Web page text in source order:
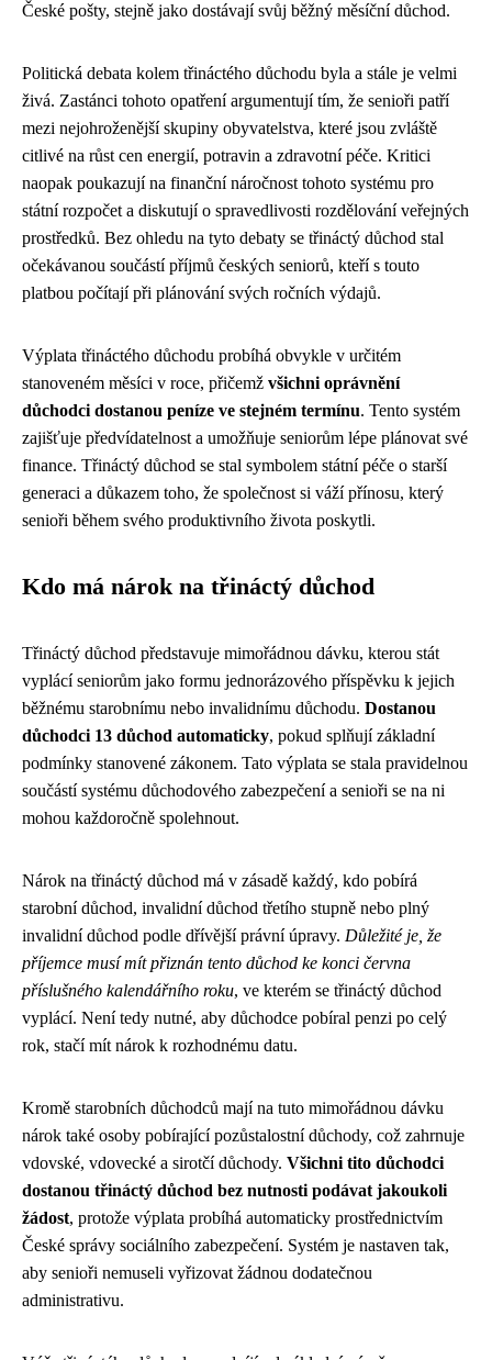
České pošty, stejně jako dostávají svůj běžný měsíční důchod.
Politická debata kolem třináctého důchodu byla a stále je velmi
živá. Zastánci tohoto opatření argumentují tím, že senioři patří
mezi nejohroženější skupiny obyvatelstva, které jsou zvláště
citlivé na růst cen energií, potravin a zdravotní péče. Kritici
naopak poukazují na finanční náročnost tohoto systému pro
státní rozpočet a diskutují o spravedlivosti rozdělování veřejných
prostředků. Bez ohledu na tyto debaty se třináctý důchod stal
očekávanou součástí příjmů českých seniorů, kteří s touto
platbou počítají při plánování svých ročních výdajů.
Výplata třináctého důchodu probíhá obvykle v určitém
stanoveném měsíci v roce, přičemž všichni oprávnění
důchodci dostanou peníze ve stejném termínu. Tento systém
zajišťuje předvídatelnost a umožňuje seniorům lépe plánovat své
finance. Třináctý důchod se stal symbolem státní péče o starší
generaci a důkazem toho, že společnost si váží přínosu, který
senioři během svého produktivního života poskytli.
Kdo má nárok na třináctý důchod
Třináctý důchod představuje mimořádnou dávku, kterou stát
vyplácí seniorům jako formu jednorázového příspěvku k jejich
běžnému starobnímu nebo invalidnímu důchodu. Dostanou
důchodci 13 důchod automaticky, pokud splňují základní
podmínky stanovené zákonem. Tato výplata se stala pravidelnou
součástí systému důchodového zabezpečení a senioři se na ni
mohou každoročně spolehnout.
Nárok na třináctý důchod má v zásadě každý, kdo pobírá
starobní důchod, invalidní důchod třetího stupně nebo plný
invalidní důchod podle dřívější právní úpravy. Důležité je, že
příjemce musí mít přiznán tento důchod ke konci června
příslušného kalendářního roku, ve kterém se třináctý důchod
vyplácí. Není tedy nutné, aby důchodce pobíral penzi po celý
rok, stačí mít nárok k rozhodnému datu.
Kromě starobních důchodců mají na tuto mimořádnou dávku
nárok také osoby pobírající pozůstalostní důchody, což zahrnuje
vdovské, vdovecké a sirotčí důchody. Všichni tito důchodci
dostanou třináctý důchod bez nutnosti podávat jakoukoli
žádost, protože výplata probíhá automaticky prostřednictvím
České správy sociálního zabezpečení. Systém je nastaven tak,
aby senioři nemuseli vyřizovat žádnou dodatečnou
administrativu.